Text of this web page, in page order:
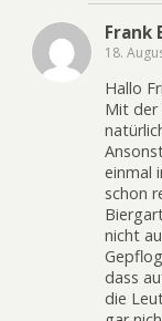
Frank
18.
Hallo
Mit der
einmal
schon
nicht
dass
die